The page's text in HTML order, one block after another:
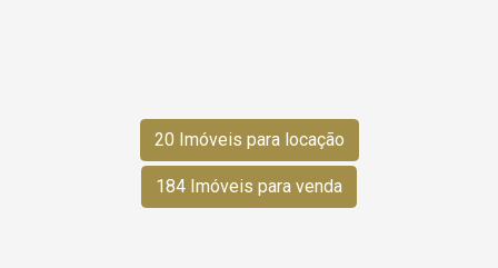
20 Imóveis para locação
184 Imóveis para venda